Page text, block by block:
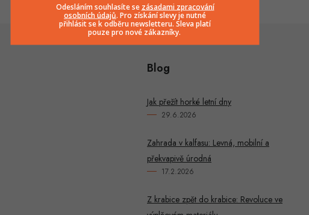
Blog
Jak přežít horké letní dny
29.6.2026
Zahrada v kalfasu: Levná, mobilní a
překvapivě úrodná
17.2.2026
Z krabice zpět do krabice: Revoluce ve
Odesláním souhlasíte se zásadami zpracování
osobních údajů. Pro získání slevy je nutné
přihlásit se k odběru newsletteru. Sleva platí
pouze pro nové zákazníky.